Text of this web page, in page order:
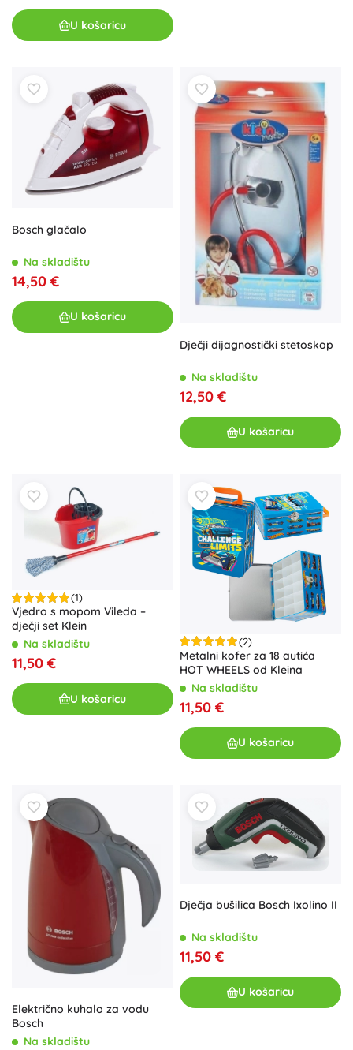
U košaricu
Bosch glačalo
Na skladištu
14,50 €
U košaricu
Dječji dijagnostički stetoskop
Na skladištu
12,50 €
U košaricu
(1)
Vjedro s mopom Vileda –
dječji set Klein
Na skladištu
11,50 €
U košaricu
(2)
Metalni kofer za 18 autića
HOT WHEELS od Kleina
Na skladištu
11,50 €
U košaricu
Električno kuhalo za vodu
Bosch
Na skladištu
Dječja bušilica Bosch Ixolino II
Na skladištu
11,50 €
U košaricu